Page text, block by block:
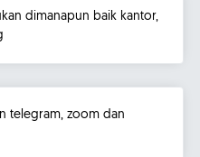
dimanapun baik kantor,
telegram, zoom dan